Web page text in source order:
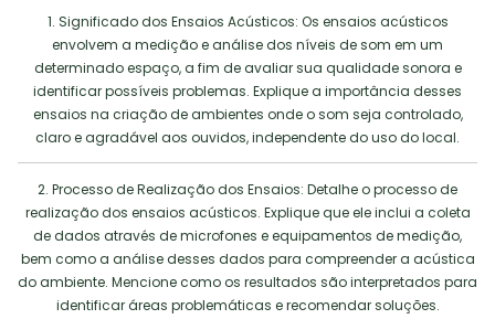
1. Significado dos Ensaios Acústicos: Os ensaios acústicos
envolvem a medição e análise dos níveis de som em um
determinado espaço, a fim de avaliar sua qualidade sonora e
identificar possíveis problemas. Explique a importância desses
ensaios na criação de ambientes onde o som seja controlado,
claro e agradável aos ouvidos, independente do uso do local.
2. Processo de Realização dos Ensaios: Detalhe o processo de
realização dos ensaios acústicos. Explique que ele inclui a coleta
de dados através de microfones e equipamentos de medição,
bem como a análise desses dados para compreender a acústica
do ambiente. Mencione como os resultados são interpretados para
identificar áreas problemáticas e recomendar soluções.